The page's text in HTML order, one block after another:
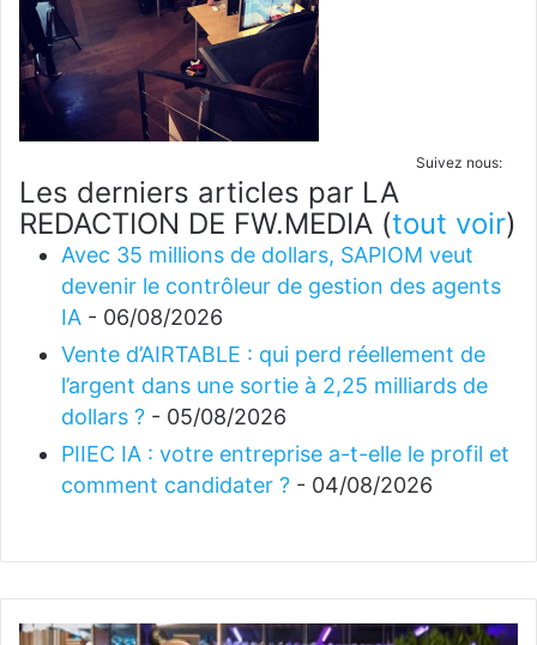
Suivez nous:
Les derniers articles par LA
REDACTION DE FW.MEDIA (tout voir)
Avec 35 millions de dollars, SAPIOM veut
devenir le contrôleur de gestion des agents
IA - 06/08/2026
Vente d’AIRTABLE : qui perd réellement de
l’argent dans une sortie à 2,25 milliards de
dollars ? - 05/08/2026
PIIEC IA : votre entreprise a-t-elle le profil et
comment candidater ? - 04/08/2026